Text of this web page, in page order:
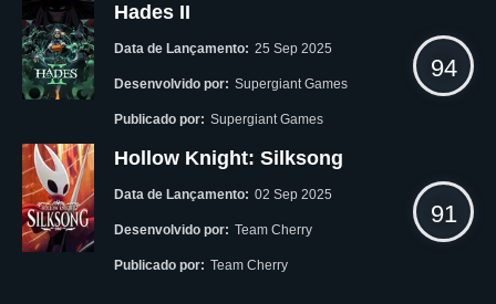
Hades II
Data de Lançamento: 25 Sep 2025
Desenvolvido por: Supergiant Games
Publicado por: Supergiant Games
94
Hollow Knight: Silksong
Data de Lançamento: 02 Sep 2025
Desenvolvido por: Team Cherry
Publicado por: Team Cherry
91